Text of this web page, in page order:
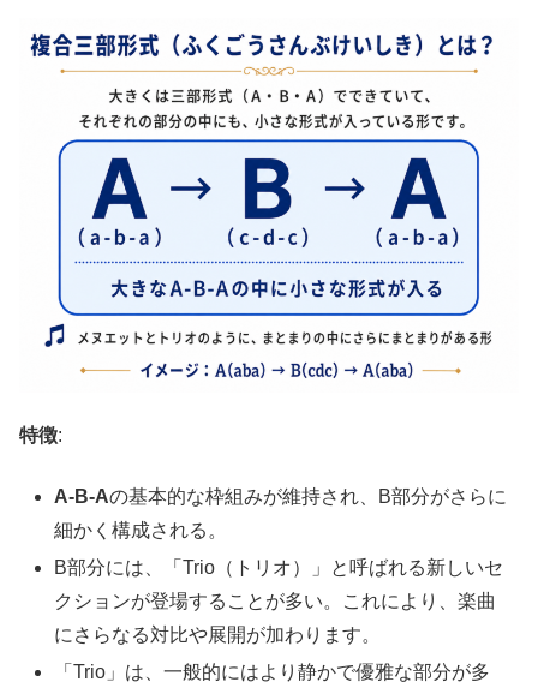
特徴:
A-B-Aの基本的な枠組みが維持され、B部分がさらに
細かく構成される。
B部分には、「Trio（トリオ）」と呼ばれる新しいセ
クションが登場することが多い。これにより、楽曲
にさらなる対比や展開が加わります。
「Trio」は、一般的にはより静かで優雅な部分が多